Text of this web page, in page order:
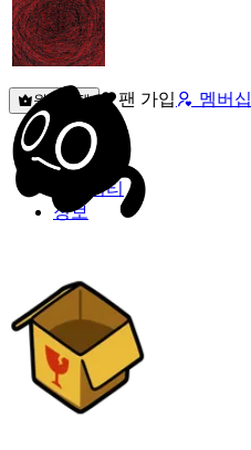
원픽선택 팬 가입 멤버십
밐타운
피드
커뮤니티
정보